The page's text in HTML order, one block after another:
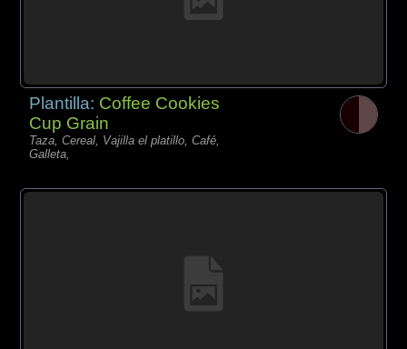
Plantilla: Coffee Cookies
Cup Grain
Taza, Cereal, Vajilla el platillo, Café,
Galleta,